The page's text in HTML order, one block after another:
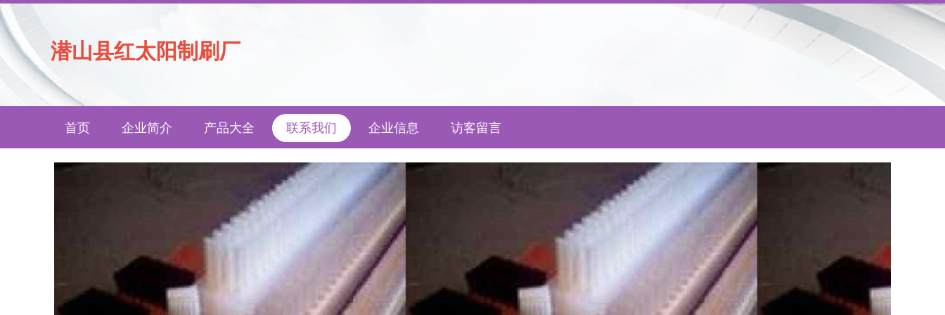
潜山县红太阳制刷厂
首页 企业简介 产品大全 联系我们 企业信息 访客留言